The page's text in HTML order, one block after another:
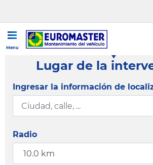
Menu
Lugar de la
Ingresar la información de
Radio